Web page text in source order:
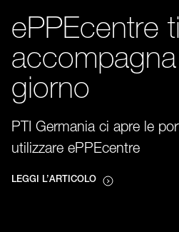
ePPEcentre ti
giorno
PTI Germania ci apre le
utilizzare ePPEcentre
LEGGI L’ARTICOLO